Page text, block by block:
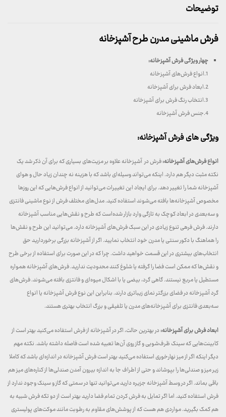
توضیحات
فرش ماشینی مدرن طرح آشپزخانه
چهار ویژگی فرش آشپزخانه:
1.انواع فرش‌های آشپزخانه
2.ابعاد فرش برای آشپزخانه
3.انتخاب رنگ فرش برای آشپزخانه
4.جنس فرش آشپزخانه
ویژگی های فرش آشپزخانه:
انواع فرش‌های آشپزخانه:فرش در آشپزخانه علاوه بر مزیت‌های بسیاری که برای آن ذکر شد یک
نکته مثبت دیگر هم دارد. اینکه می‌تواند وسیله‌ای باشد که با هزینه نه چندان زیاد حال و هوای
آشپزخانه شما را تغییر دهد. برای ایجاد این تغییرات می‌توانید از انواع فرش‌هایی که این روزها
مخصوص آشپزخانه‌ها بافته می‌شوند استفاده کنید. مدل‌های مختلف فرش‌ از نوع ماشینی فانتزی
و سه‌بعدی در ابعاد کوچک به تازگی وارد بازار شده‌است که طرح و نقش‌هایی مناسب آشپزخانه
دارند. فرش فرهی تنوع زیادی در این سبک فرش‌های آشپزخانه دارد. می‌توانید این طرح و نقش‌ها
را هماهنگ با دکور سنتی یا مدرن خود انتخاب نمایید. اگر از آشپزخانه بزرگی برخوردارید حق
انتخاب‌های بیشتری در این قسمت خواهید داشت. چرا که در این صورت برای استفاده از برخی طرح
و نقش‌ها که ممکن است فضا را گرفته یا شلوغ کنند محدودیت ندارید. فرش‌های آشپزخانه همواره
مستطیل یا مربع نیستند. گاهی گرد، بیضی یا با اشکال میوه‌ای و فانتزی بافته می‌شوند. فرش‌های
گرد آشپزخانه در فضای بزرگتر نمای زیباتری دارند. بنابراین این نوع فرش آشپزخانه یا انواع
سه‌بعدی فانتزی برای آشپزخانه‌های مدرن یا تلفیقی و بزرگ انتخاب بهتری هستند.
ابعاد فرش برای آشپزخانه:در بهترین حالت، اگر در آشپزخانه از فرش استفاده می‌کنید بهتر است از
کابینت‌هایی که سینک ظرف‌شویی و گاز روی آن‌ها تعبیه شده است فاصله داشته باشد. نکته‌ مهم
دیگر اینکه اگر از میز نهارخوری استفاده می‌کنید بهتر است فرش آشپزخانه در اندازه‌ای باشد که کاملا
زیر میز و صندلی‌ها را بپوشاند و حتی از اطراف جا به اندازه بیرون آمدن صندلی‌ها از کناره‌های میز هم
باقی بماند. اگر در وسط آشپزخانه جزیره دارید می‌توانید تنها در سمتی که گاز و سینک وجود ندارد از
فرش استفاده کنید. اما اگر تمایل به فرش کردن تمام فضا دارید بهتر است از دو تکه فرش شبیه به
هم کمک بگیرید. مواردی هم هست که از پوشش‌های مقاوم به رطوبت مانند موکت‌های پولیستری